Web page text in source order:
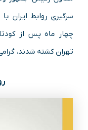
تهران کشته شدند،